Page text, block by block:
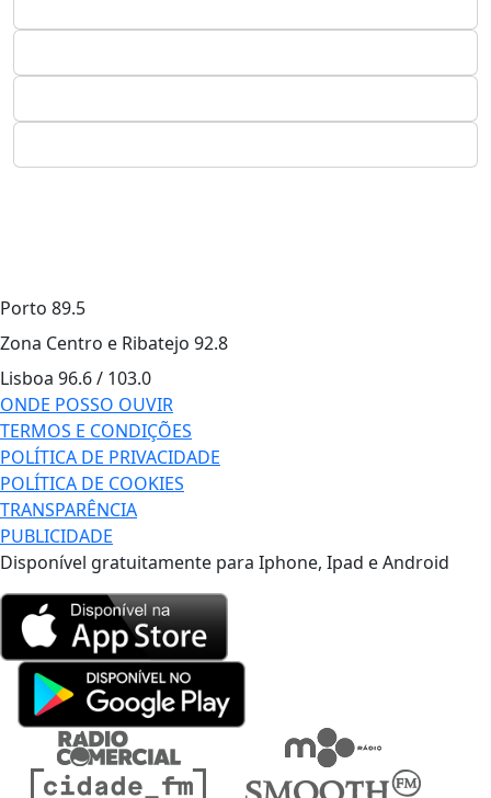
Porto 89.5
Zona Centro e Ribatejo 92.8
Lisboa 96.6 / 103.0
ONDE POSSO OUVIR
TERMOS E CONDIÇÕES
POLÍTICA DE PRIVACIDADE
POLÍTICA DE COOKIES
TRANSPARÊNCIA
PUBLICIDADE
Disponível gratuitamente para Iphone, Ipad e Android